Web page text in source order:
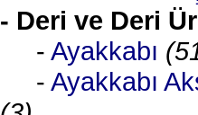
- Deri ve Deri
- Ayakkabı
- Ayakkabı